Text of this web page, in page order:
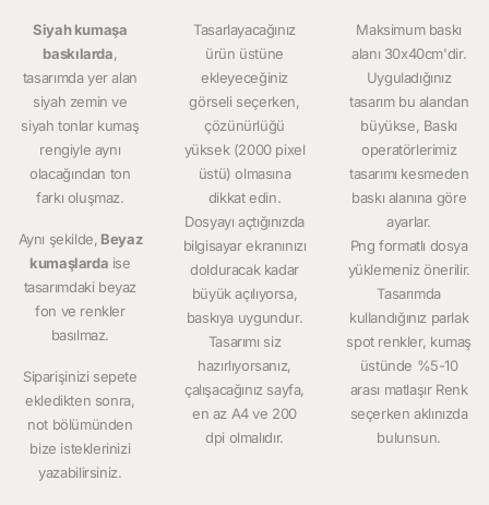
Siyah kumaşa
baskılarda,
tasarımda yer alan
siyah zemin ve
siyah tonlar kumaş
rengiyle aynı
olacağından ton
farkı oluşmaz.
Aynı şekilde, Beyaz
kumaşlarda ise
tasarımdaki beyaz
fon ve renkler
basılmaz.
Siparişinizi sepete
ekledikten sonra,
not bölümünden
bize isteklerinizi
yazabilirsiniz.
Tasarlayacağınız
ürün üstüne
ekleyeceğiniz
görseli seçerken,
çözünürlüğü
yüksek (2000 pixel
üstü) olmasına
dikkat edin.
Dosyayı açtığınızda
bilgisayar ekranınızı
dolduracak kadar
büyük açılıyorsa,
baskıya uygundur.
Tasarımı siz
hazırlıyorsanız,
çalışacağınız sayfa,
en az A4 ve 200
dpi olmalıdır.
Maksimum baskı
alanı 30x40cm'dir.
Uyguladığınız
tasarım bu alandan
büyükse, Baskı
operatörlerimiz
tasarımı kesmeden
baskı alanına göre
ayarlar.
Png formatlı dosya
yüklemeniz önerilir.
Tasarımda
kullandığınız parlak
spot renkler, kumaş
üstünde %5-10
arası matlaşır Renk
seçerken aklınızda
bulunsun.